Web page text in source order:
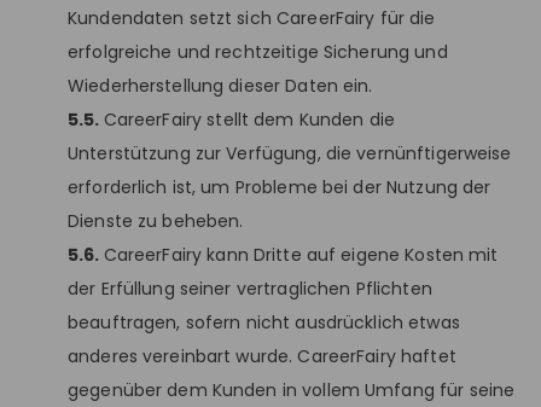
Kundendaten setzt sich CareerFairy für die
erfolgreiche und rechtzeitige Sicherung und
Wiederherstellung dieser Daten ein.
5.5. CareerFairy stellt dem Kunden die
Unterstützung zur Verfügung, die vernünftigerweise
erforderlich ist, um Probleme bei der Nutzung der
Dienste zu beheben.
5.6. CareerFairy kann Dritte auf eigene Kosten mit
der Erfüllung seiner vertraglichen Pflichten
beauftragen, sofern nicht ausdrücklich etwas
anderes vereinbart wurde. CareerFairy haftet
gegenüber dem Kunden in vollem Umfang für seine